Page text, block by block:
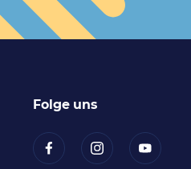
Folge uns